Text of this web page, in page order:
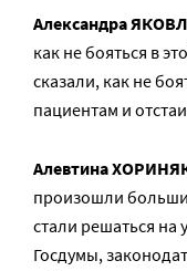
Александра
как не бояться в
сказали, как не
пациентам и
Алевтина
произошли
стали решаться на
Госдумы,